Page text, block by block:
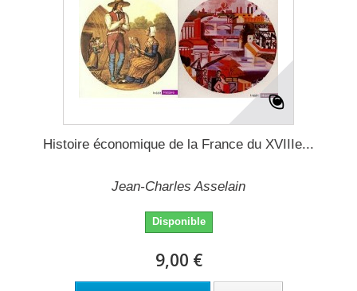
Histoire économique de la France du XVIIIe...
Jean-Charles Asselain
Disponible
9,00 €